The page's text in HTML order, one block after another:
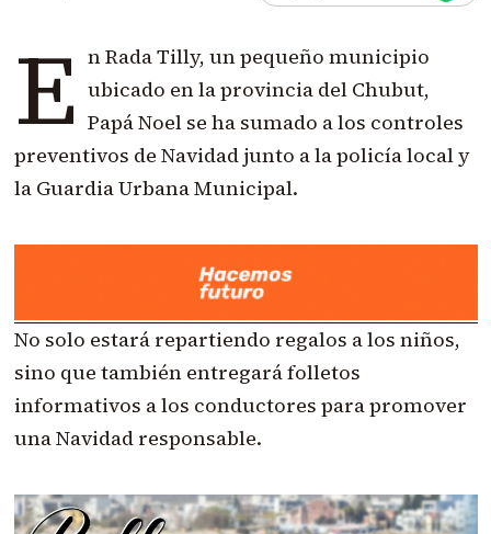
E n Rada Tilly, un pequeño municipio
ubicado en la provincia del Chubut,
Papá Noel se ha sumado a los controles
preventivos de Navidad junto a la policía local y
la Guardia Urbana Municipal.
No solo estará repartiendo regalos a los niños,
sino que también entregará folletos
informativos a los conductores para promover
una Navidad responsable.